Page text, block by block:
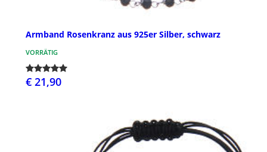
Armband Rosenkranz aus 925er Silber, schwarz
VORRÄTIG
€ 21,90